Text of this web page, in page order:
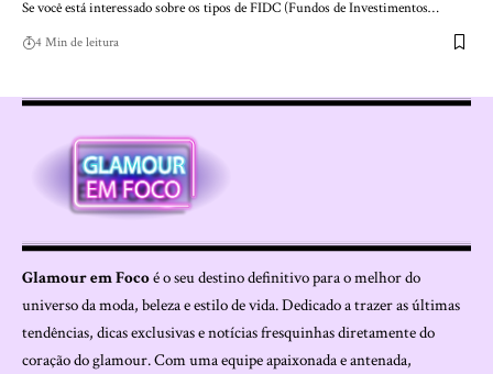
Se você está interessado sobre os tipos de FIDC (Fundos de Investimentos…
4 Min de leitura
Glamour em Focoé o seu destino definitivo para o melhor do
universo da moda, beleza e estilo de vida. Dedicado a trazer as últimas
tendências, dicas exclusivas e notícias fresquinhas diretamente do
coração do glamour. Com uma equipe apaixonada e antenada,